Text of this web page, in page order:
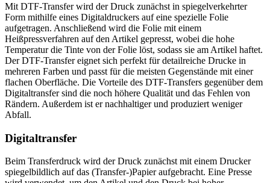
Mit DTF-Transfer wird der Druck zunächst in spiegelverkehrter
Form mithilfe eines Digitaldruckers auf eine spezielle Folie
aufgetragen. Anschließend wird die Folie mit einem
Heißpressverfahren auf den Artikel gepresst, wobei die hohe
Temperatur die Tinte von der Folie löst, sodass sie am Artikel haftet.
Der DTF-Transfer eignet sich perfekt für detailreiche Drucke in
mehreren Farben und passt für die meisten Gegenstände mit einer
flachen Oberfläche. Die Vorteile des DTF-Transfers gegenüber dem
Digitaltransfer sind die noch höhere Qualität und das Fehlen von
Rändern. Außerdem ist er nachhaltiger und produziert weniger
Abfall.
Digitaltransfer
Beim Transferdruck wird der Druck zunächst mit einem Drucker
spiegelbildlich auf das (Transfer-)Papier aufgebracht. Eine Presse